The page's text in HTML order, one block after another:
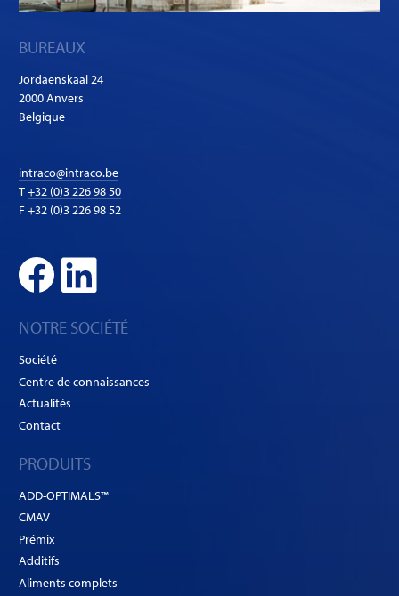
BUREAUX
Jordaenskaai 24
2000 Anvers
Belgique
intraco@intraco.be
T+32 (0)3 226 98 50
F +32 (0)3 226 98 52
NOTRE SOCIÉTÉ
Société
Centre de connaissances
Actualités
Contact
PRODUITS
ADD-OPTIMALS™
CMAV
Prémix
Additifs
Aliments complets